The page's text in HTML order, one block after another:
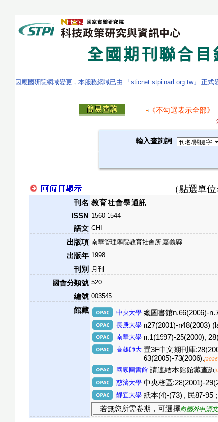
因應國研院網域變更，本服務網域已由 「sticnet.stpi.narl.org.tw」 正
《不勾選表示全部》
輸入查詢詞
（點選單
刊名 教育社會學通訊
ISSN
1560-1544
語文 CHI
出版項 南華管理學院教育社會所,嘉義縣
出版年 1998
刊別 月刊
國會分類號 520
編號 003545
館藏 中央大學 總圖書館n.66(2006)-
長庚大學 n27(2001)-n48(2003)
南華大學 n.1(1997)-25(2000),
高雄師大 置3F中文期刊庫
63(2005)-73(2006).
國家圖書館 請連結本館館藏查詢
慈濟大學 中央校區:28(2001)-
靜宜大學 紙本(4)-(73) , 民87-95
若無您所需卷期，可選擇向國外申請